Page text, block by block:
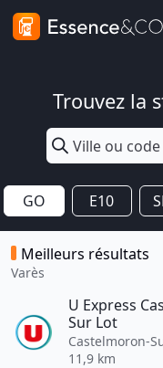
Trouvez la
GO E10
Meilleurs résultats
Varès
U Express
Sur Lot
Castelmoron-
11,9 km